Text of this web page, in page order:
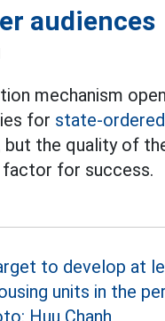
audiences
mechanism
for state-
but the quality of
for success.